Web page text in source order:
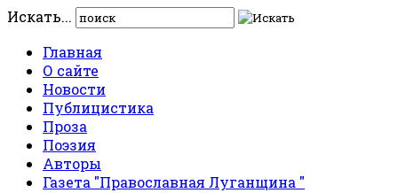
Искать...
Главная
О сайте
Новости
Публицистика
Проза
Поэзия
Авторы
Газета "Православная Луганщина "